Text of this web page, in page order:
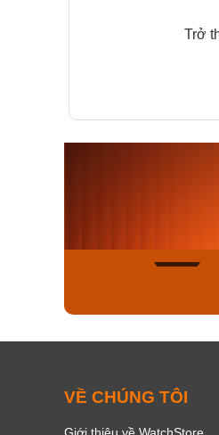
Trở
VỀ CHÚNG TÔI
Giới thiệu về WatchStore